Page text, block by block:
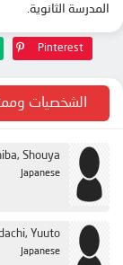
الحلقة 24
الحلقة 25
المدرسة الثانوية.
Pinterest
الشخصيات
Shouya
Japanese
Yuuto
Japanese